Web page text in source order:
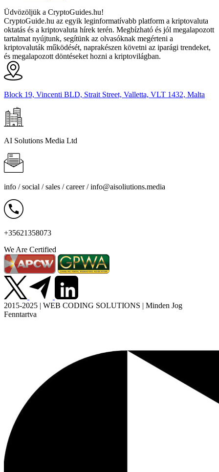
Üdvözöljük a CryptoGuides.hu!
CryptoGuide.hu az egyik leginformatívabb platform a kriptovaluta
oktatás és a kriptovaluta hírek terén. Megbízható és jól megalapozott
tartalmat nyújtunk, segítünk az olvasóknak megérteni a
kriptovaluták működését, naprakészen követni az iparági trendeket,
és megalapozott döntéseket hozni a kriptovilágban.
Block 19, Vincenti BLD, Strait Street, Valletta, VLT 1432, Malta
AI Solutions Media Ltd
info / social / sales / career /info@aisoliutions.media
+35621358073
We Are Certified
2015-2025 | WEB CODING SOLUTIONS | Minden Jog
Fenntartva